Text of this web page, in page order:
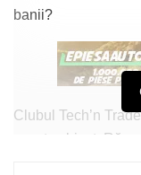
banii?
Clubul Tech’n
acest subiect.